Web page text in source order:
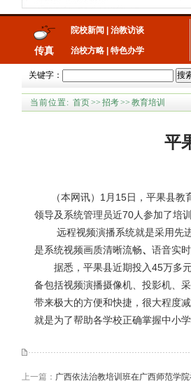
传真
院校新闻 治教访谈
治校方略 特色办学
关键字： 搜
当前位置: 首页>> 招考>> 教育培训
平
（本网讯）1月15日，平果县教
领导及系统管理员近70人参加了培训
远程视频演播系统就是采用先进
是系统视频画质清晰流畅、 语音实
据悉，平果县近期投入45万多元
备包括视频演播摄像机、投影机、
带来极大的方便和快捷，很大程度
就是为了帮助各学校正确掌握中小
上一篇： 广西依法治教培训班在广西师范学